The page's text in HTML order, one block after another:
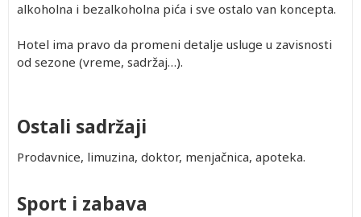
alkoholna i bezalkoholna pića i sve ostalo van koncepta.
Hotel ima pravo da promeni detalje usluge u zavisnosti
od sezone (vreme, sadržaj…).
Ostali sadržaji
Prodavnice, limuzina, doktor, menjačnica, apoteka.
Sport i zabava